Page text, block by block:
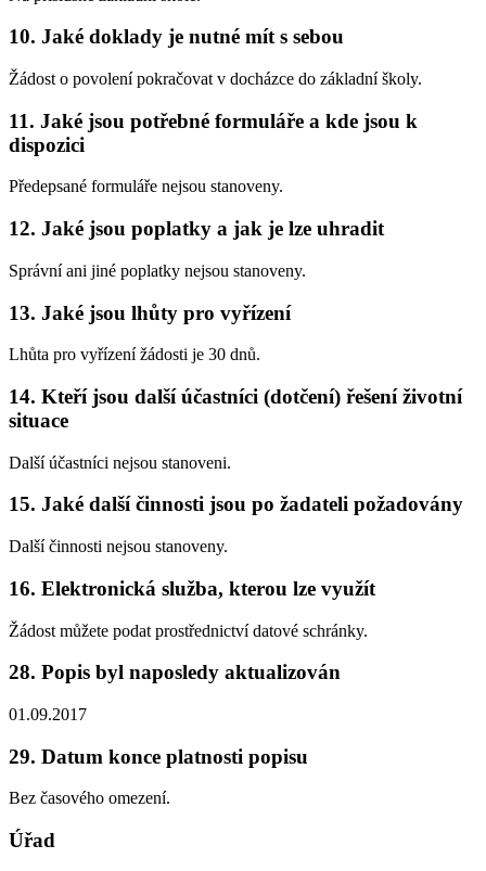
10. Jaké doklady je nutné mít s sebou
Žádost o povolení pokračovat v docházce do základní školy.
11. Jaké jsou potřebné formuláře a kde jsou k
dispozici
Předepsané formuláře nejsou stanoveny.
12. Jaké jsou poplatky a jak je lze uhradit
Správní ani jiné poplatky nejsou stanoveny.
13. Jaké jsou lhůty pro vyřízení
Lhůta pro vyřízení žádosti je 30 dnů.
14. Kteří jsou další účastníci (dotčení) řešení životní
situace
Další účastníci nejsou stanoveni.
15. Jaké další činnosti jsou po žadateli požadovány
Další činnosti nejsou stanoveny.
16. Elektronická služba, kterou lze využít
Žádost můžete podat prostřednictví datové schránky.
28. Popis byl naposledy aktualizován
01.09.2017
29. Datum konce platnosti popisu
Bez časového omezení.
Úřad